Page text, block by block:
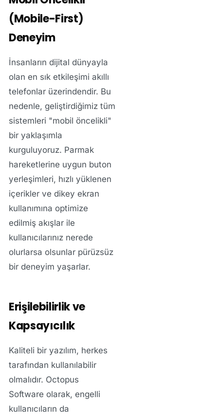
(Mobile-First)
Deneyim
İnsanların dijital dünyayla
olan en sık etkileşimi akıllı
telefonlar üzerindendir. Bu
nedenle, geliştirdiğimiz tüm
sistemleri "mobil öncelikli"
bir yaklaşımla
kurguluyoruz. Parmak
hareketlerine uygun buton
yerleşimleri, hızlı yüklenen
içerikler ve dikey ekran
kullanımına optimize
edilmiş akışlar ile
kullanıcılarınız nerede
olurlarsa olsunlar pürüzsüz
bir deneyim yaşarlar.
Erişilebilirlik ve
Kapsayıcılık
Kaliteli bir yazılım, herkes
tarafından kullanılabilir
olmalıdır. Octopus
Software olarak, engelli
kullanıcıların da